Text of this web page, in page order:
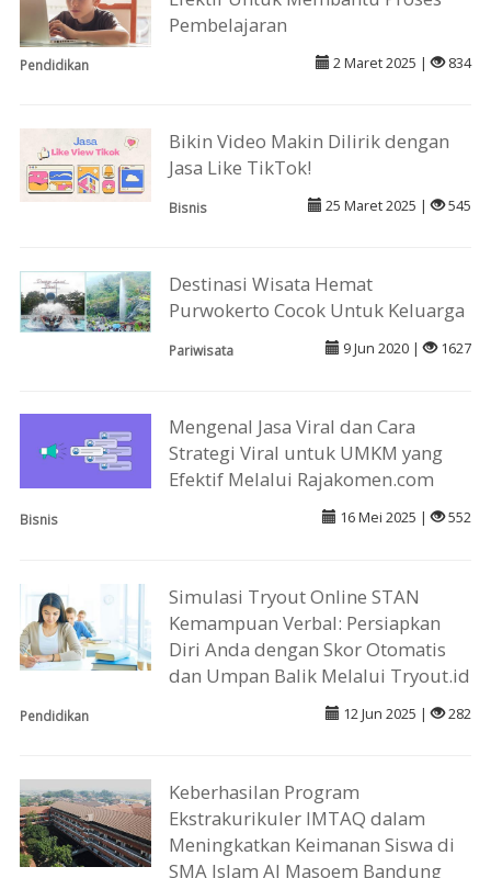
Pembelajaran
Pendidikan 2 Maret 2025 | 834
Bikin Video Makin Dilirik dengan
Jasa Like TikTok!
Bisnis 25 Maret 2025 | 545
Destinasi Wisata Hemat
Purwokerto Cocok Untuk Keluarga
Pariwisata 9 Jun 2020 | 1627
Mengenal Jasa Viral dan Cara
Strategi Viral untuk UMKM yang
Efektif Melalui Rajakomen.com
Bisnis 16 Mei 2025 | 552
Simulasi Tryout Online STAN
Kemampuan Verbal: Persiapkan
Diri Anda dengan Skor Otomatis
dan Umpan Balik Melalui Tryout.id
Pendidikan 12 Jun 2025 | 282
Keberhasilan Program
Ekstrakurikuler IMTAQ dalam
Meningkatkan Keimanan Siswa di
SMA Islam Al Masoem Bandung